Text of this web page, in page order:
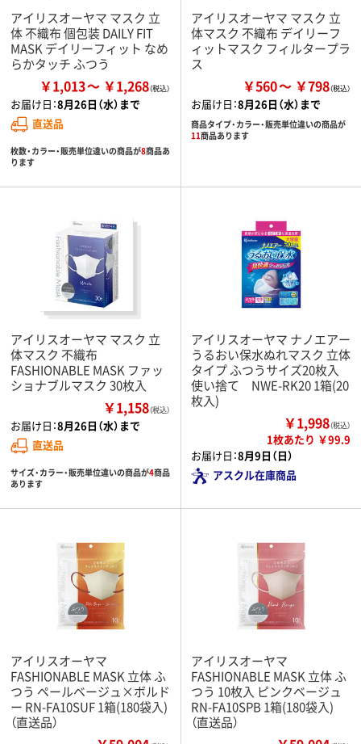
アイリスオーヤマ マスク 立
体 不織布 個包装 DAILY FIT
MASK デイリーフィット なめ
らかタッチ ふつう
￥1,013 ￥1,268
お届け日：8月26日（水）まで
直送品
枚数・カラー・販売単位違いの商品が8商品あ
ります
アイリスオーヤマ マスク 立
体マスク 不織布 デイリーフ
ィットマスク フィルタープラ
ス
￥560 ￥798
お届け日：8月26日（水）まで
商品タイプ・カラー・販売単位違いの商品が
11商品あります
アイリスオーヤマ マスク 立
体マスク 不織布
FASHIONABLE MASK ファッ
ショナブルマスク 30枚入
￥1,158（税込）
お届け日：8月26日（水）まで
直送品
サイズ・カラー・販売単位違いの商品が4商品
あります
アイリスオーヤマ ナノエアー
うるおい保水ぬれマスク 立体
タイプ ふつうサイズ20枚入
使い捨て NWE-RK20 1箱(20
枚入)
￥1,998（税込）
1枚あたり ￥99.9
お届け日：8月9日（日）
アスクル在庫商品
アイリスオーヤマ
FASHIONABLE MASK 立体 ふ
つう ペールベージュ×ボルド
ー RN-FA10SUF 1箱(180袋入)
（直送品）
アイリスオーヤマ
FASHIONABLE MASK 立体 ふ
つう 10枚入 ピンクベージュ
RN-FA10SPB 1箱(180袋入)
（直送品）